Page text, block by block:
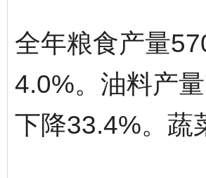
全年粮食产量
4.0%。油料产
下降33.4%。蔬